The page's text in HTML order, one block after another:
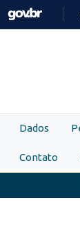
Skip to main
Dados
Contato